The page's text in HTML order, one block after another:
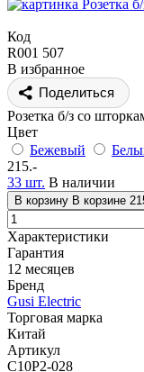
Код
R001 507
В избранное
Поделиться
Розетка б/з со
Цвет
Бежевый
215.-
33 шт. В наличии
В корзину В корзине
Характеристики
Гарантия
12 месяцев
Бренд
Gusi Electric
Торговая марка
Китай
Артикул
С10Р2-028